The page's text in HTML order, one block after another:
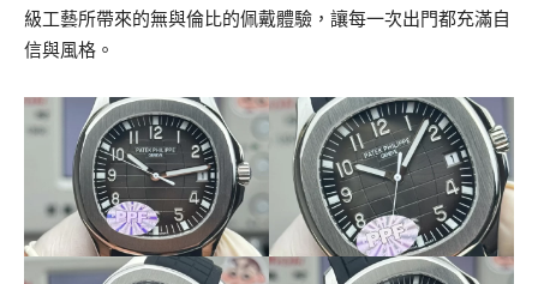
級工藝所帶來的無與倫比的佩戴體驗，讓每一次出門都充滿自
信與風格。